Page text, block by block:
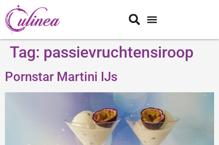
Tag: passievruchtensiroop
Pornstar Martini IJs